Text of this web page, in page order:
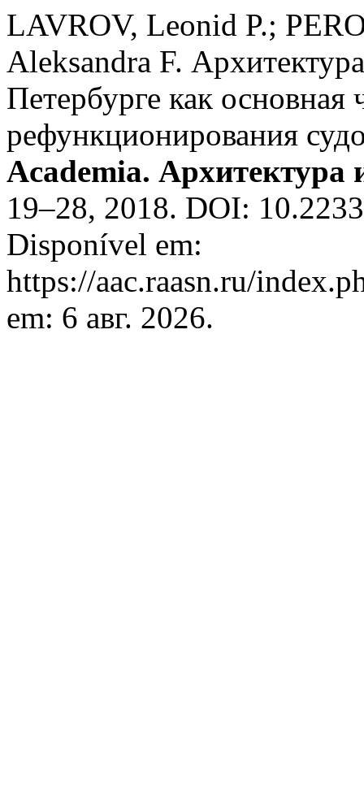
LAVROV, Leonid P.;
Aleksandra F.
Петербурге как основная
рефункционирования
Academia. Архитектура
19–28, 2018. DOI:
Disponível em:
https://aac.raasn.ru/
em: 6 авг. 2026.